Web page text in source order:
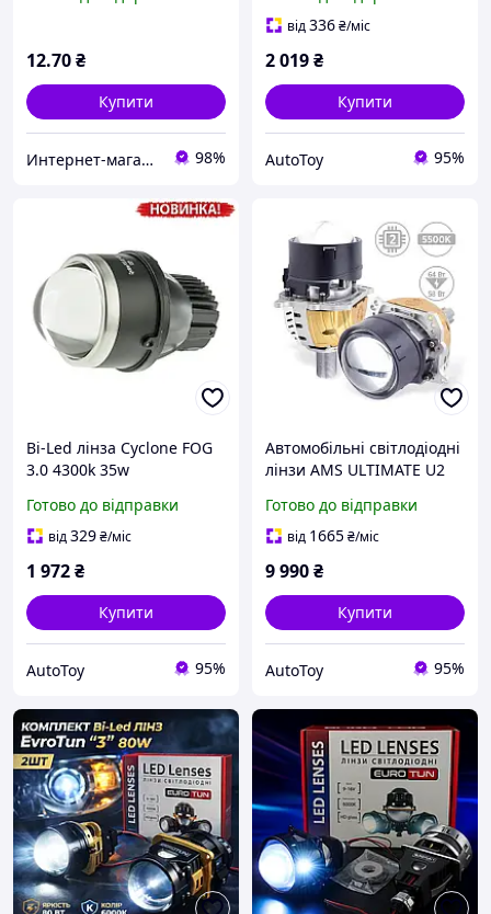
12.70₴
Купити
Интернет-магазин «Dilux» 98%
від336₴/міс
2 019₴
Купити
AutoToy 95%
Bi-Led лінза Cyclone FOG
3.0 4300k 35w
Готово до відправки
від329₴/міс
1 972₴
Купити
AutoToy 95%
Автомобільні світлодіодні
лінзи AMS ULTIMATE U2
Готово до відправки
від 1665₴/міс
9 990₴
Купити
AutoToy 95%